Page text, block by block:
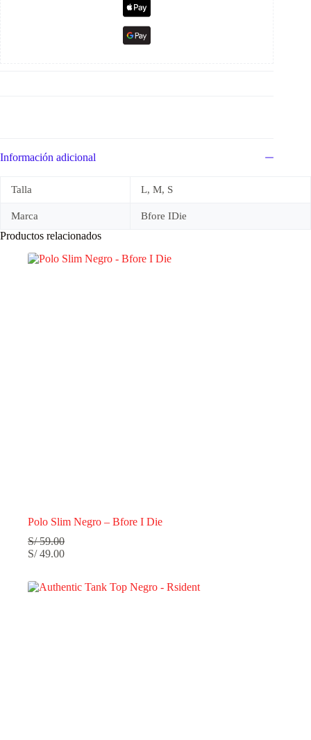
Información adicional
Talla L, M, S
Marca Bfore IDie
Productos relacionados
Polo Slim Negro – Bfore I Die
S/59.00
S/49.00